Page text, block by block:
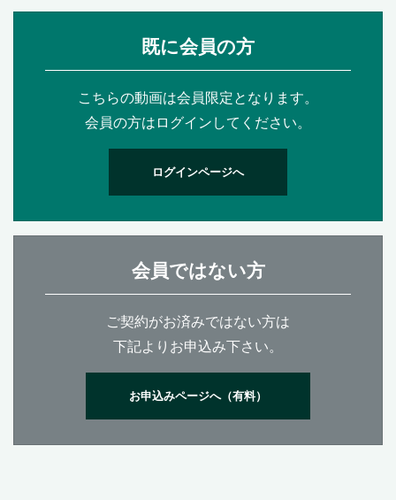
既に会員の方
こちらの動画は会員限定となります。
会員の方はログインしてください。
ログインページへ
会員ではない方
ご契約がお済みではない方は
下記よりお申込み下さい。
お申込みページへ（有料）